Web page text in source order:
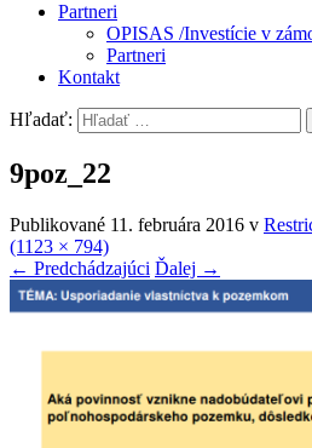
Partneri
OPISAS /Investície v
Partneri
Kontakt
Hľadať:
9poz_22
Publikované 11. februára 2016 v
(1123 × 794)
← Predchádzajúci Ďalej →